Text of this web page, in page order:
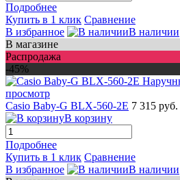
Подробнее
Купить в 1 клик Сравнение
В избранное
В наличии
В магазине
Распродажа
-45%
просмотр
Casio Baby-G BLX-560-2E 7 315 руб.
В корзину
Подробнее
Купить в 1 клик Сравнение
В избранное
В наличии